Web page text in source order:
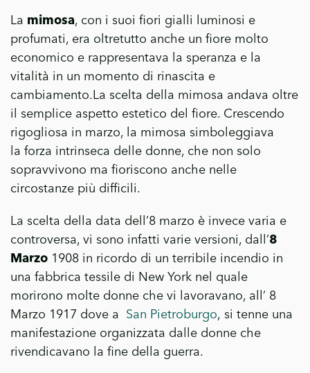
La mimosa, con i suoi fiori gialli luminosi e
profumati, era oltretutto anche un fiore molto
economico e rappresentava la speranza e la
vitalità in un momento di rinascita e
cambiamento.La scelta della mimosa andava oltre
il semplice aspetto estetico del fiore. Crescendo
rigogliosa in marzo, la mimosa simboleggiava
la forza intrinseca delle donne, che non solo
sopravvivono ma fioriscono anche nelle
circostanze più difficili.
La scelta della data dell’8 marzo è invece varia e
controversa, vi sono infatti varie versioni, dall’8
Marzo 1908 in ricordo di un terribile incendio in
una fabbrica tessile di New York nel quale
morirono molte donne che vi lavoravano, all’ 8
Marzo 1917 dove a San Pietroburgo, si tenne una
manifestazione organizzata dalle donne che
rivendicavano la fine della guerra.